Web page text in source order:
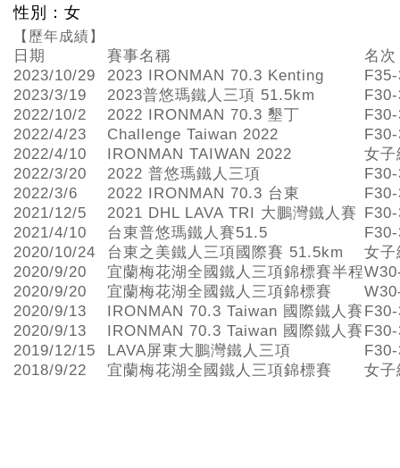
性別：女
【歷年成績】
日期 賽事名稱
名次
2023/10/29
2023 IRONMAN 70.3 Kenting
2023/3/19
2023普悠瑪鐵人三項 51.5km
2022/10/2
2022 IRONMAN 70.3 墾丁
2022/4/23
Challenge Taiwan 2022
2022/4/10
IRONMAN TAIWAN 2022
女子
2022/3/20
2022 普悠瑪鐵人三項
2022/3/6
2022 IRONMAN 70.3 台東
2021/12/5
2021 DHL LAVA TRI 大鵬灣鐵人賽
2021/4/10
台東普悠瑪鐵人賽51.5
2020/10/24
台東之美鐵人三項國際賽 51.5km
女子
2020/9/20
宜蘭梅花湖全國鐵人三項錦標賽半程
2020/9/20
宜蘭梅花湖全國鐵人三項錦標賽
2020/9/13
IRONMAN 70.3 Taiwan 國際鐵人賽
2020/9/13
IRONMAN 70.3 Taiwan 國際鐵人賽
2019/12/15
LAVA屏東大鵬灣鐵人三項
2018/9/22
宜蘭梅花湖全國鐵人三項錦標賽 女子